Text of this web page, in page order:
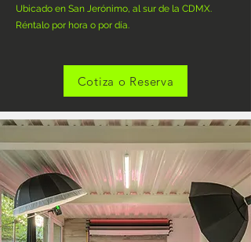
Ubicado en San Jerónimo, al sur de la CDMX.
​Réntalo por hora o por día.
Cotiza o Reserva